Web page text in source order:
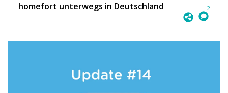
homefort unterwegs in Deutschland 2